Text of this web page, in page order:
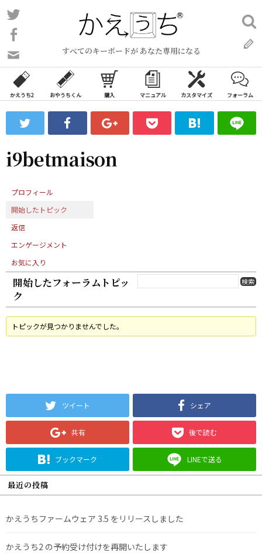
コ
ン
ン
ツ
ス
ッ
プ
すべてのキーボードが あなた専用になる
い
合
わ
フ
ォ
ム
検
索:
かえうち2 おやうちくん 購入 マニュアル カスタマイズ フォーラム
i9betmaison
プロフィール
開始したトピック
返信
エンゲージメント
お気に入り
開始したフォーラムトピッ
ク
トピックが見つかりませんでした。
ツイート シェア
共有 後で読む
ブックマーク LINEで送る
最近の投稿
かえうちファームウェア 3.5 をリリースしました
かえうち2 の予約受け付けを再開いたします